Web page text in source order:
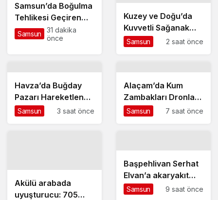
Samsun’da Boğulma
Tehlikesi Geçiren
Genç Yaşamını
Yitirdi
Samsun
31 dakika
önce
Kuzey ve Doğu’da
Kuvvetli Sağanak
Uyarısı
Samsun 2 saat önce
Havza’da Buğday
Pazarı Hareketlendi,
25 Bin Ton İşlem
Samsun 3 saat önce
Alaçam’da Kum
Zambakları Dronla
Görüntülendi
Samsun 7 saat önce
Akülü arabada
uyuşturucu: 705
Başpehlivan Serhat
Elvan’a akaryakıt
istasyonunda saldırı
Samsun 9 saat önce